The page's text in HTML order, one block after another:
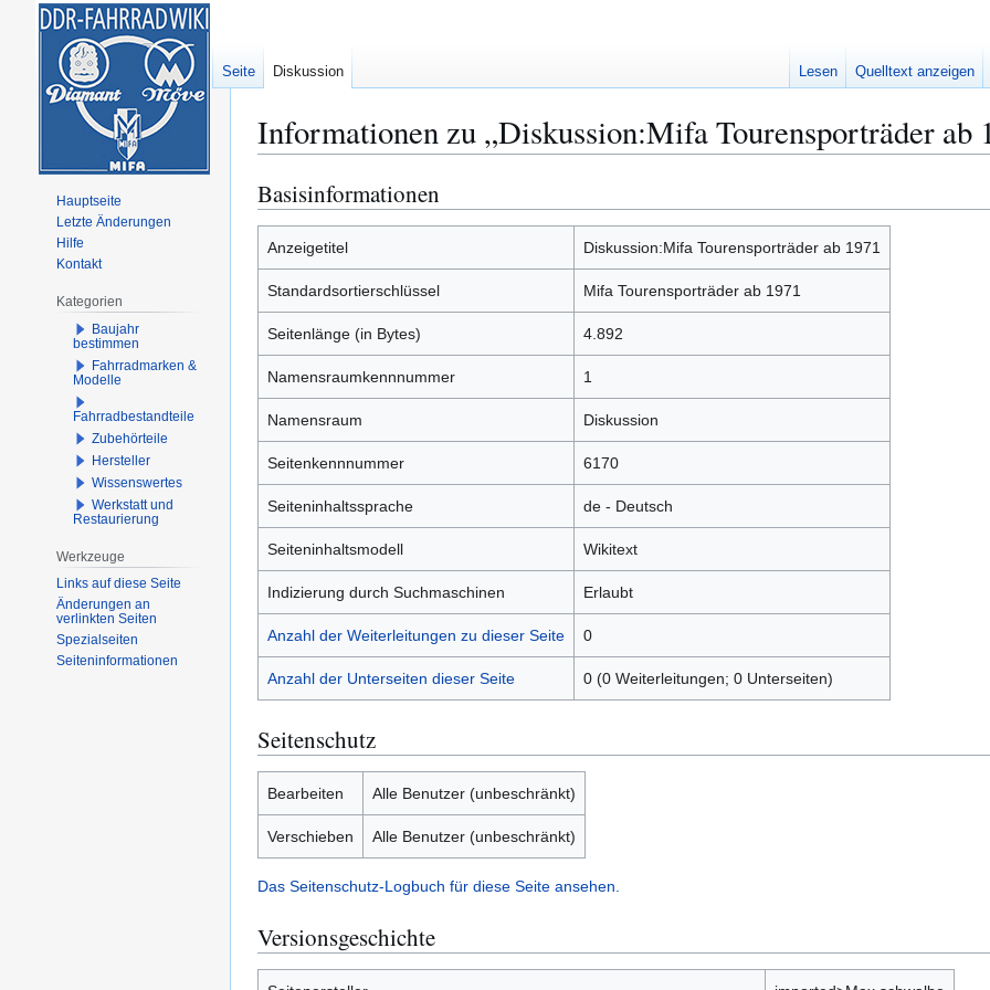
Informationen zu „Diskussion:Mifa Tourensporträder ab
Zur
Navigation
Zur
Suche
Basisinformationen
Anzeigetitel Diskussion:Mifa Tourensporträder ab 1971
Standardsortierschlüssel Mifa Tourensporträder ab 1971
Seitenlänge (in Bytes) 4.892
Namensraumkennnummer 1
Namensraum Diskussion
Seitenkennnummer 6170
Seiteninhaltssprache de - Deutsch
Seiteninhaltsmodell Wikitext
Indizierung durch Suchmaschinen Erlaubt
Anzahl der Weiterleitungen zu dieser Seite 0
Anzahl der Unterseiten dieser Seite 0 (0 Weiterleitungen; 0 Unterseiten)
Seitenschutz
Bearbeiten Alle Benutzer (unbeschränkt)
Verschieben Alle Benutzer (unbeschränkt)
Das Seitenschutz-Logbuch für diese Seite ansehen.
Versionsgeschichte
Seite Diskussion Lesen Quelltext anzeigen
Hauptseite
Letzte Änderungen
Hilfe
Kontakt
Kategorien
Baujahr
bestimmen
Fahrradmarken &
Modelle
Fahrradbestandteile
Zubehörteile
Hersteller
Wissenswertes
Werkstatt und
Restaurierung
Werkzeuge
Links auf diese Seite
Änderungen an
verlinkten Seiten
Spezialseiten
Seiten­­informationen